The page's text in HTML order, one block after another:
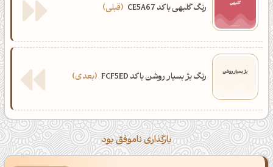
رنگ گلبهی با کد CE5A67 قبلی
رنگ بژ بسیار روشن با کد FCF5ED بعدی
بارگذاری ناموفق بود